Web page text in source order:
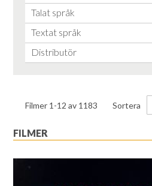
Talat språk
Textat språk
Distributör
Filmer 1 -12 av 1183 Sortera
FILMER